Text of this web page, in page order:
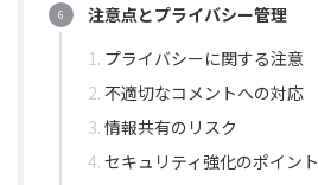
注意点とプライバシー管理
プライバシーに関する注意
不適切なコメントへの対応
情報共有のリスク
セキュリティ強化のポイント